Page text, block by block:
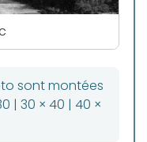
sont montées
| 30 × 40 | 40 ×